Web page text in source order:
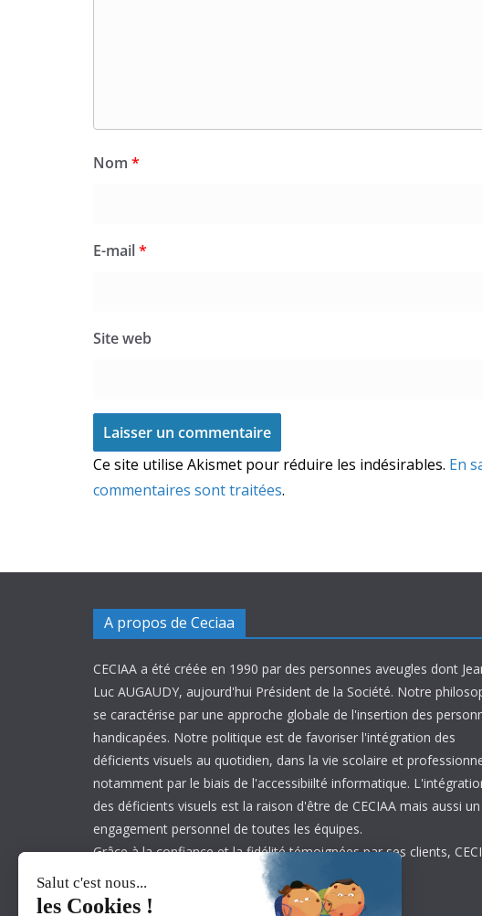
Nom *
E-mail*
Site web
Ce site utilise Akismet pour réduire les indésirables. En
commentaires sont traitées.
A propos de Ceciaa
CECIAA a été créée en 1990 par des personnes aveugles dont
Luc AUGAUDY, aujourd'hui Président de la Société. Notre
se caractérise par une approche globale de l'insertion des
handicapées. Notre politique est de favoriser l'intégration des
déficients visuels au quotidien, dans la vie scolaire et
notamment par le biais de l'accessibiilté informatique.
des déficients visuels est la raison d'être de CECIAA mais aussi un
engagement personnel de toutes les équipes.
Grâce à la confiance et la fidélité témoignées par ses clients,
est aujourd’hui leader sur son marché.